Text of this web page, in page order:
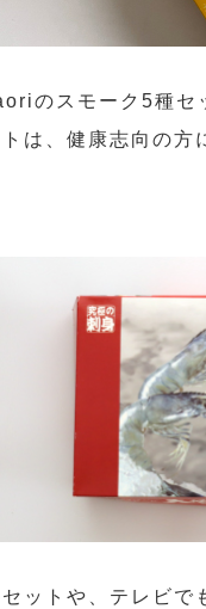
のスモーク5種セ
は、健康志向の方
ットや、テレビで